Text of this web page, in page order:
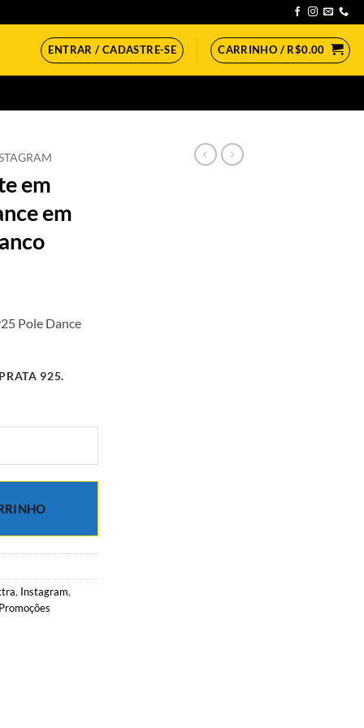
ENTRAR / CADASTRE-SE CARRINHO / R$0.00
em
em
Pole Dance
925.
, Instagram,